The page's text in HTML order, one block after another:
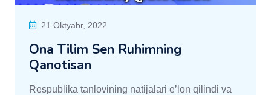
21 Oktyabr, 2022
Ona Tilim Sen Ruhimning
Qanotisan
Respublika tanlovining natijalari e’lon qilindi va